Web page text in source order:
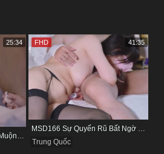
25:34
MSD166 Sự Quyến Rũ Bất Ngờ Từ Nàng Người Yêu Xinh Đẹp
Trung Quốc
FHD 41:35